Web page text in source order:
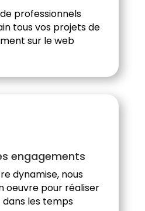
professionnels
tous vos projets de
sur le web
engagements
dynamise, nous
oeuvre pour réaliser
les temps